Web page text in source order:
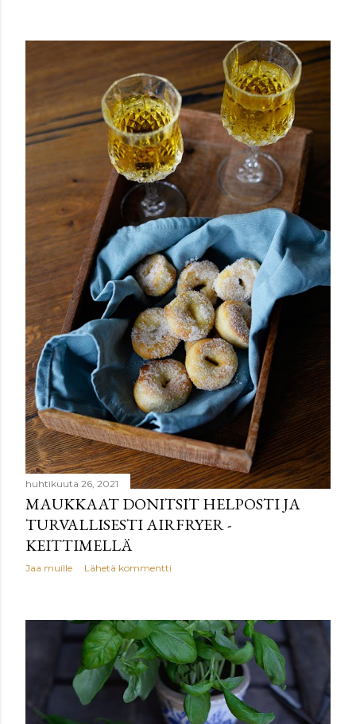
huhtikuuta 26, 2021
MAUKKAAT DONITSIT HELPOSTI JA
TURVALLISESTI AIRFRYER -
KEITTIMELLÄ
Jaa muille Lähetä kommentti